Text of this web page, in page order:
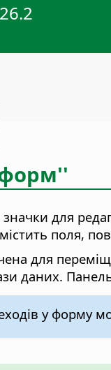
форм''
значки для
поля,
для
даних.
у форму